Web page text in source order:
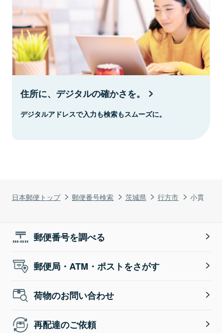
日本郵便トップ 郵便番号検索 茨城県 行方市 小貫
住所に、デジタルの確かさを。
デジタルアドレスで入力も検索もスムーズに。
郵便番号を調べる
郵便局・ATM・ポストをさがす
荷物のお問い合わせ
再配達のご依頼